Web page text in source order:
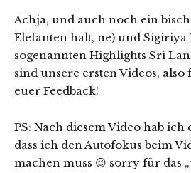
Achja, und auch noch ein
Elefanten halt, ne) und Sigiriya
sogenannten Highlights Sri
sind unsere ersten Videos,
euer Feedback!
PS: Nach diesem Video hab
dass ich den Autofokus beim
machen muss 😉 sorry für das